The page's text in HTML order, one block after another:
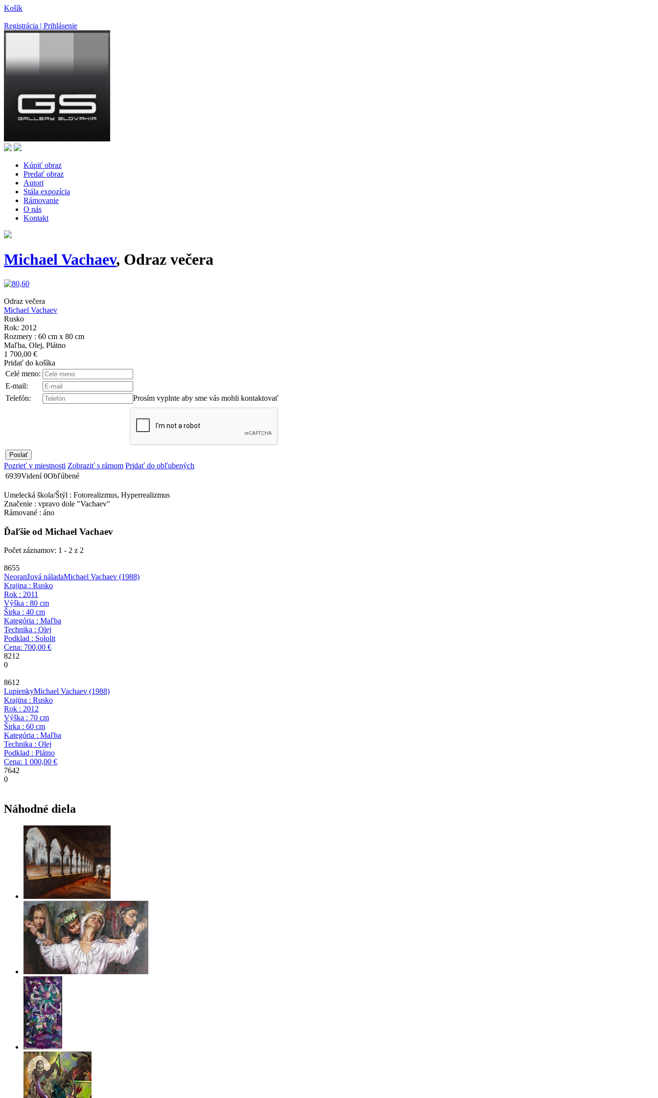
Košík
Registrácia | Prihlásenie
Kúpiť obraz
Predať obraz
Autori
Stála expozícia
Rámovanie
O nás
Kontakt
Michael Vachaev, Odraz večera
Odraz večera
Michael Vachaev
Rusko
Rok: 2012
Rozmery : 60 cm x 80 cm
Maľba, Olej, Plátno
1 700,00 €
Pridať do košíka
Celé meno:
E-mail:
Telefón:
Prosím vyplnte aby sme vás mohli kontaktovať
Pozrieť v miestnosti Zobraziť s rámom Pridať do obľubených
6939Videní 0Obľúbené
Umelecká škola/Štýl : Fotorealizmus, Hyperrealizmus
Značenie : vpravo dole "Vachaev"
Rámované : áno
Ďaľšie od Michael Vachaev
Počet záznamov: 1 - 2 z 2
8655
Neoranžová náladaMichael Vachaev (1988)
Krajina : Rusko
Rok : 2011
Výška : 80 cm
Širka : 40 cm
Kategória : Maľba
Technika : Olej
Podklad : Sololit
Cena: 700,00 €
8212
0
8612
LupienkyMichael Vachaev (1988)
Krajina : Rusko
Rok : 2012
Výška : 70 cm
Širka : 60 cm
Kategória : Maľba
Technika : Olej
Podklad : Plátno
Cena: 1 000,00 €
7642
0
Náhodné diela